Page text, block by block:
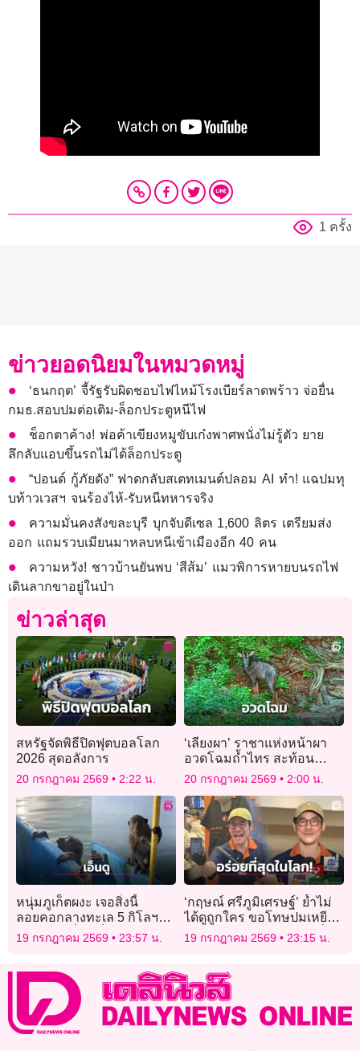
1 ครั้ง
ข่าวยอดนิยมในหมวดหมู่
‘ธนกฤต’ จี้รัฐรับผิดชอบไฟไหม้โรงเบียร์ลาดพร้าว จ่อยื่น
กมธ.สอบปมต่อเติม-ล็อกประตูหนีไฟ
ช็อกตาค้าง! พ่อค้าเขียงหมูขับเก๋งพาศพนั่งไม่รู้ตัว ยาย
ลึกลับแอบขึ้นรถไม่ได้ล็อกประตู
“ปอนด์ กู้ภัยดัง” ฟาดกลับสเตทเมนต์ปลอม AI ทำ! แฉปมทุ
บท้าวเวสฯ จนร้องไห้-รับหนีทหารจริง
ความมั่นคงสังขละบุรี บุกจับดีเซล 1,600 ลิตร เตรียมส่ง
ออก แถมรวบเมียนมาหลบหนีเข้าเมืองอีก 40 คน
ความหวัง! ชาวบ้านยันพบ ‘สีส้ม’ แมวพิการหายบนรถไฟ
เดินลากขาอยู่ในป่า
ข่าวล่าสุด
สหรัฐจัดพิธีปิดฟุตบอลโลก
2026 สุดอลังการ
20 กรกฎาคม 2569 2:22 น.
‘เลียงผา’ ราชาแห่งหน้าผา
อวดโฉมถ้ำไทร สะท้อน
ความอุดมสมบูรณ์ผืนป่าเขา
สามร้อยยอด
20 กรกฎาคม 2569 2:00 น.
หนุ่มภูเก็ตผงะ เจอสิ่งนี้
ลอยคอกลางทะเล 5 กิโลฯ
นึกว่าคน ที่แท้เป็น “ลิง” รุด
เทียบเรือช่วยหวิดจม!
19 กรกฎาคม 2569 23:57 น.
‘กฤษณ์ ศรีภูมิเศรษฐ์’ ย้ำไม่
ได้ดูถูกใคร ขอโทษปมเหยียด
คนไทย ยันเจลาโต้อร่อยที่สุด
ในโลก!
19 กรกฎาคม 2569 23:15 น.